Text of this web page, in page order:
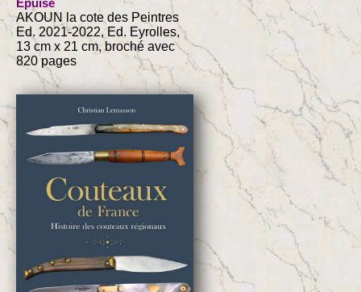
Épuisé
AKOUN la cote des Peintres
Ed. 2021-2022, Ed. Eyrolles,
13 cm x 21 cm, broché avec
820 pages